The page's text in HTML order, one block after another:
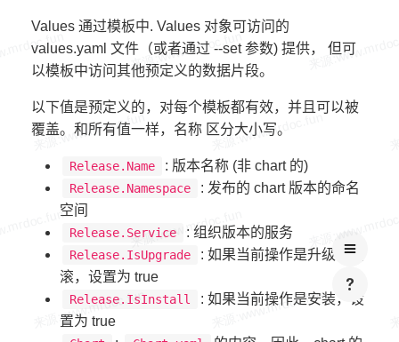
Values 通过模板中. Values 对象可访问的
values.yaml 文件（或者通过 --set 参数) 提供， 但可
以模板中访问其他预定义的数据片段。
以下值是预定义的，对每个模板都有效，并且可以被
覆盖。和所有值一样，名称 区分大小写。
Release.Name : 版本名称 (非 chart 的)
Release.Namespace
: 发布的 chart 版本的命名
空间
Release.Service : 组织版本的服务
Release.IsUpgrade
: 如果当前操作是升级或回
滚，设置为 true
Release.IsInstall
: 如果当前操作是安装，设
置为 true